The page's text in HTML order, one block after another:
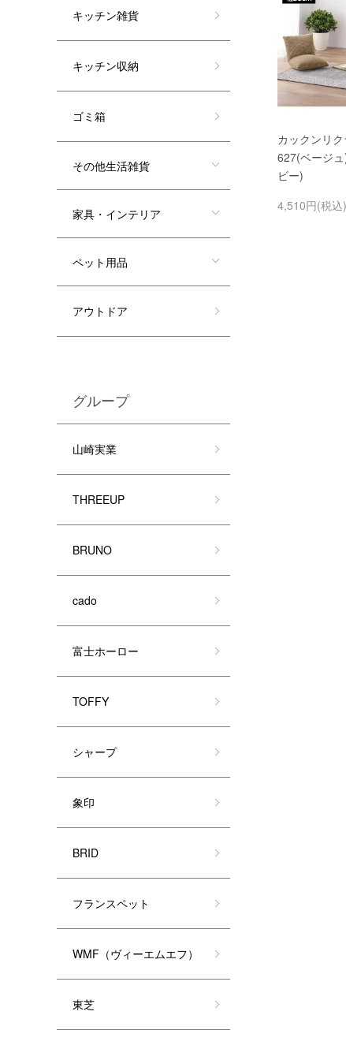
カックンリ
627(ベージ
ビー)
4,510円(税込)
キッチン雑貨
キッチン収納
ゴミ箱
その他生活雑貨
家具・インテリア
ペット用品
アウトドア
グループ
山崎実業
THREEUP
BRUNO
cado
富士ホーロー
TOFFY
シャープ
象印
BRID
フランスペット
WMF（ヴィーエムエフ）
東芝